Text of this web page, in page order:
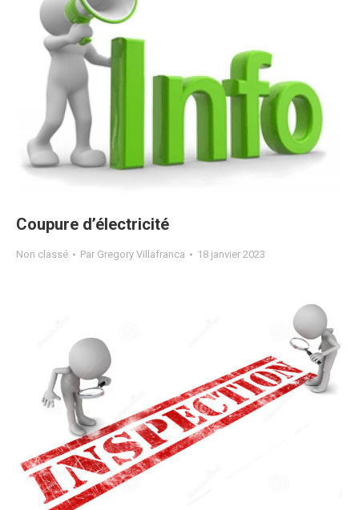
Coupure d’électricité
Non classé Par Gregory Villafranca 18 janvier 2023